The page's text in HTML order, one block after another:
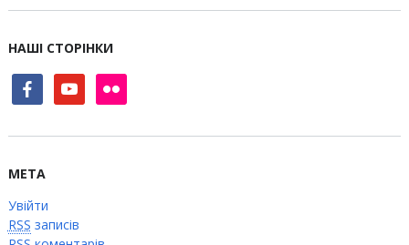
НАШІ СТОРІНКИ
facebookyoutube flickr
МЕТА
Увійти
RSS записів